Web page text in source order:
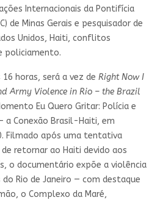
Internacionais da Pontifícia
de Minas Gerais e pesquisador de
Unidos, Haiti, conflitos
policiamento.
horas, será a vez de Right Now I
Army Violence in Rio – the Brazil
Eu Quero Gritar: Polícia e
a Conexão Brasil-Haiti, em
Filmado após uma tentativa
retornar ao Haiti devido aos
o documentário expõe a violência
Rio de Janeiro — com destaque
o Complexo da Maré,